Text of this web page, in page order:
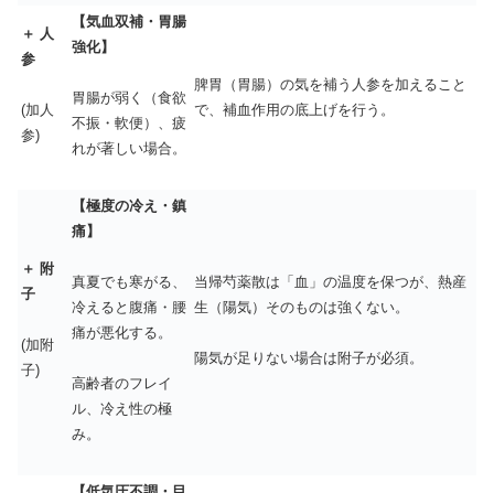
＋ 人
参
(加人
参)
【気血双補・胃腸
強化】
胃腸が弱く（食欲
不振・軟便）、疲
れが著しい場合。
脾胃（胃腸）の気を補う人参を加えること
で、補血作用の底上げを行う。
＋ 附
子
(加附
子)
【極度の冷え・鎮
痛】
真夏でも寒がる、
冷えると腹痛・腰
痛が悪化する。
高齢者のフレイ
ル、冷え性の極
み。
当帰芍薬散は「血」の温度を保つが、熱産
生（陽気）そのものは強くない。
陽気が足りない場合は附子が必須。